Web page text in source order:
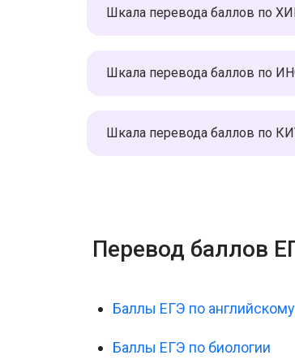
Шкала перевода баллов по
Шкала перевода баллов
Шкала перевода баллов по
Перевод баллов
Баллы ЕГЭ по
Баллы ЕГЭ по биологии